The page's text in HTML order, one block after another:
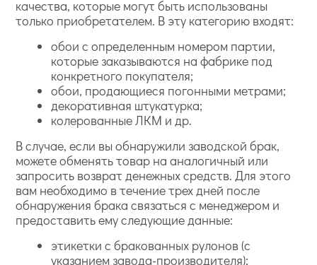
качества, которые могут быть использованы
только приобретателем. В эту категорию входят:
обои с определенным номером партии,
которые заказываются на фабрике под
конкретного покупателя;
обои, продающиеся погонными метрами;
декоративная штукатурка;
колерованные ЛКМ и др.
В случае, если вы обнаружили заводской брак,
можете обменять товар на аналогичный или
запросить возврат денежных средств. Для этого
вам необходимо в течение трех дней после
обнаружения брака связаться с менеджером и
предоставить ему следующие данные:
этикетки с бракованных рулонов (с
указанием завода-производителя);